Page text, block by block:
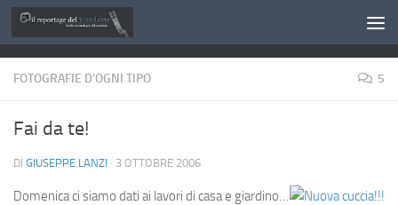
Salta al contenuto
FOTOGRAFIE D'OGNI TIPO 5
Fai da te!
DI GIUSEPPE LANZI · 3 OTTOBRE 2006
Domenica ci siamo dati ai lavori di casa e giardino…